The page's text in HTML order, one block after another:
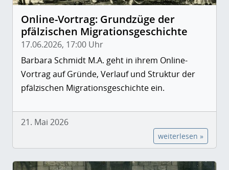
Online-Vortrag: Grundzüge der
pfälzischen Migrationsgeschichte
17.06.2026, 17:00 Uhr
Barbara Schmidt M.A. geht in ihrem Online-
Vortrag auf Gründe, Verlauf und Struktur der
pfälzischen Migrationsgeschichte ein.
21. Mai 2026
weiterlesen »